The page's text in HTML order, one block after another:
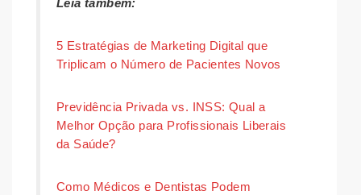
Leia também:
5 Estratégias de Marketing Digital que
Triplicam o Número de Pacientes Novos
Previdência Privada vs. INSS: Qual a
Melhor Opção para Profissionais Liberais
da Saúde?
Como Médicos e Dentistas Podem